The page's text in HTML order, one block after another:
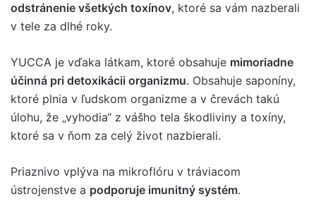
odstránenie všetkých toxínov, ktoré sa vám nazberali
v tele za dlhé roky.
YUCCA je vďaka látkam, ktoré obsahuje mimoriadne
účinná pri detoxikácii organizmu. Obsahuje saponíny,
ktoré plnia v ľudskom organizme a v črevách takú
úlohu, že „vyhodia“ z vášho tela škodliviny a toxíny,
ktoré sa v ňom za celý život nazbierali.
Priaznivo vplýva na mikroflóru v tráviacom
ústrojenstve a podporuje imunitný systém.